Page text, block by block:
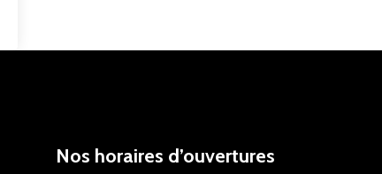
Nos horaires d’ouvertures